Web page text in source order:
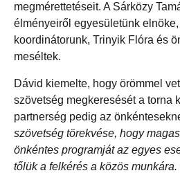
megmérettetéseit. A Sárközy
élményeiről egyesületünk
koordinátorunk, Trinyik Flóra és
meséltek.
Dávid kiemelte, hogy örömmel
szövetség megkeresését a torna
partnerség pedig az
szövetség törekvése, hogy
önkéntes programját az egyes
tőlük a felkérés a közös